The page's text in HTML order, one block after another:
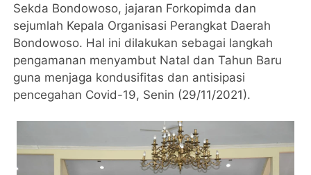
Sekda Bondowoso, jajaran Forkopimda dan
sejumlah Kepala Organisasi Perangkat Daerah
Bondowoso. Hal ini dilakukan sebagai langkah
pengamanan menyambut Natal dan Tahun Baru
guna menjaga kondusifitas dan antisipasi
pencegahan Covid-19, Senin (29/11/2021).